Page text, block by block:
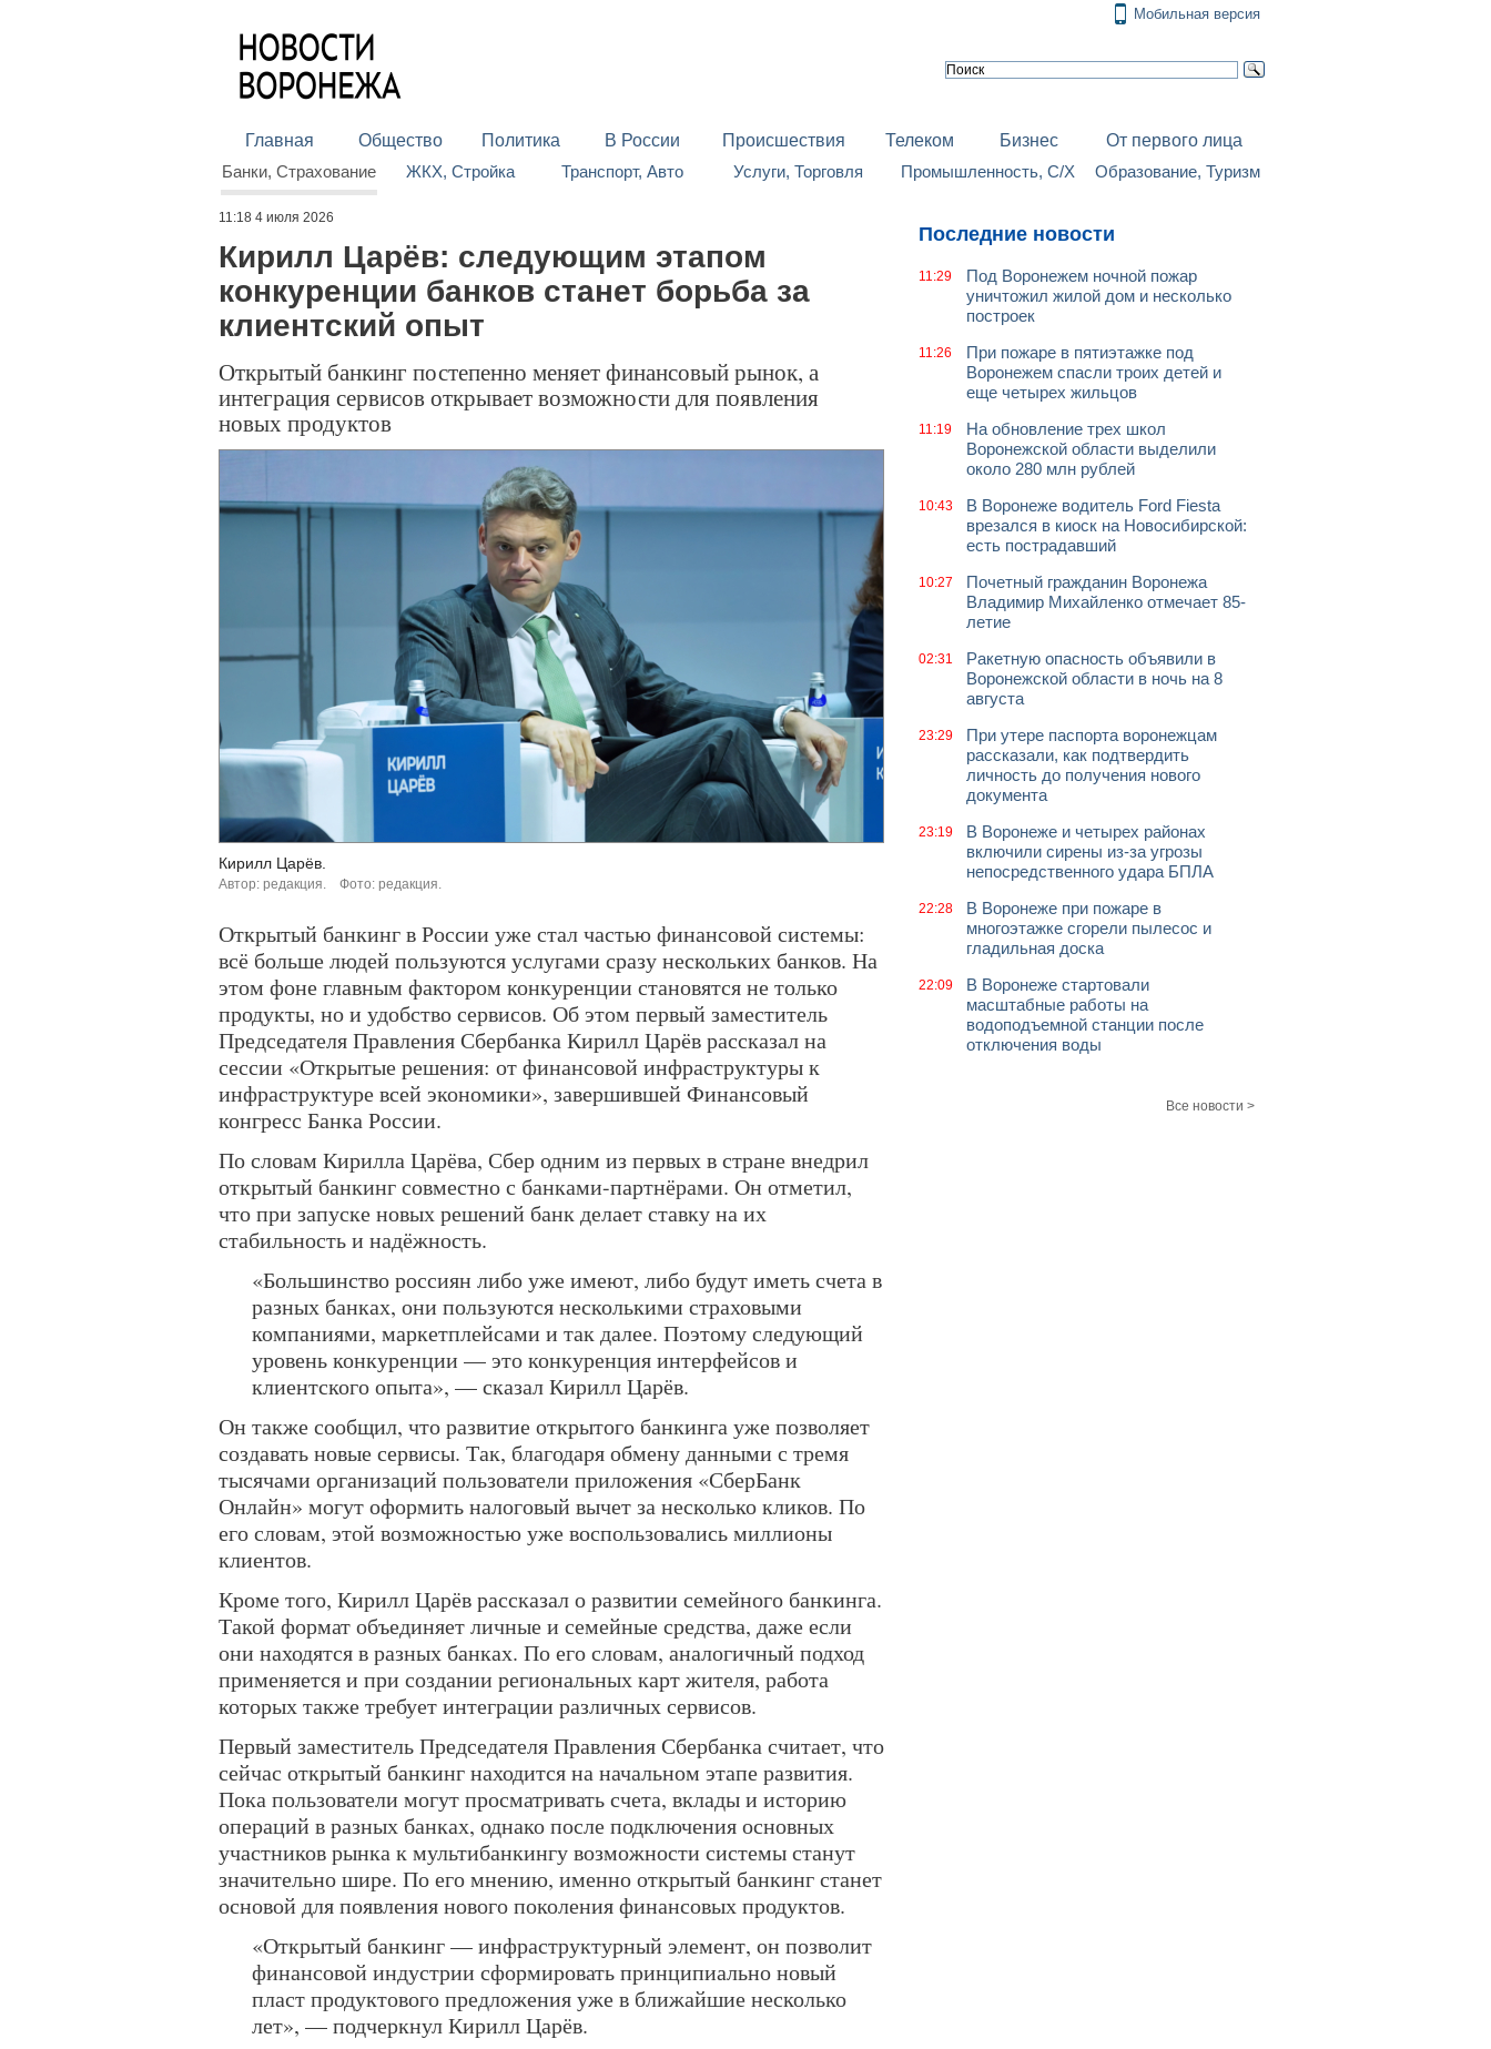
Мобильная версия
Главная Общество Политика В России Происшествия Телеком Бизнес
От первого лица
Банки, Страхование
ЖКХ, Стройка Транспорт, Авто Услуги, Торговля Промышленность, С/Х Образование, Туризм
11:18 4 июля 2026
Кирилл Царёв: следующим этапом
конкуренции банков станет борьба за
клиентский опыт
Открытый банкинг постепенно меняет финансовый рынок, а
интеграция сервисов открывает возможности для появления
новых продуктов
Кирилл Царёв.
Автор: редакция. Фото: редакция.
Открытый банкинг в России уже стал частью финансовой системы:
всё больше людей пользуются услугами сразу нескольких банков. На
этом фоне главным фактором конкуренции становятся не только
продукты, но и удобство сервисов. Об этом первый заместитель
Председателя Правления Сбербанка Кирилл Царёв рассказал на
сессии «Открытые решения: от финансовой инфраструктуры к
инфраструктуре всей экономики», завершившей Финансовый
конгресс Банка России.
По словам Кирилла Царёва, Сбер одним из первых в стране внедрил
открытый банкинг совместно с банками-партнёрами. Он отметил,
что при запуске новых решений банк делает ставку на их
стабильность и надёжность.
«Большинство россиян либо уже имеют, либо будут иметь счета в
разных банках, они пользуются несколькими страховыми
компаниями, маркетплейсами и так далее. Поэтому следующий
уровень конкуренции — это конкуренция интерфейсов и
клиентского опыта», — сказал Кирилл Царёв.
Он также сообщил, что развитие открытого банкинга уже позволяет
создавать новые сервисы. Так, благодаря обмену данными с тремя
тысячами организаций пользователи приложения «СберБанк
Онлайн» могут оформить налоговый вычет за несколько кликов. По
его словам, этой возможностью уже воспользовались миллионы
клиентов.
Кроме того, Кирилл Царёв рассказал о развитии семейного банкинга.
Такой формат объединяет личные и семейные средства, даже если
они находятся в разных банках. По его словам, аналогичный подход
применяется и при создании региональных карт жителя, работа
которых также требует интеграции различных сервисов.
Первый заместитель Председателя Правления Сбербанка считает, что
сейчас открытый банкинг находится на начальном этапе развития.
Пока пользователи могут просматривать счета, вклады и историю
операций в разных банках, однако после подключения основных
участников рынка к мультибанкингу возможности системы станут
значительно шире. По его мнению, именно открытый банкинг станет
основой для появления нового поколения финансовых продуктов.
«Открытый банкинг — инфраструктурный элемент, он позволит
финансовой индустрии сформировать принципиально новый
пласт продуктового предложения уже в ближайшие несколько
лет», — подчеркнул Кирилл Царёв.
Последние новости
11:29
Под Воронежем ночной пожар
уничтожил жилой дом и несколько
построек
11:26
При пожаре в пятиэтажке под
Воронежем спасли троих детей и
еще четырех жильцов
11:19
На обновление трех школ
Воронежской области выделили
около 280 млн рублей
10:43
В Воронеже водитель Ford Fiesta
врезался в киоск на Новосибирской:
есть пострадавший
10:27
Почетный гражданин Воронежа
Владимир Михайленко отмечает 85-
летие
02:31
Ракетную опасность объявили в
Воронежской области в ночь на 8
августа
23:29
При утере паспорта воронежцам
рассказали, как подтвердить
личность до получения нового
документа
23:19
В Воронеже и четырех районах
включили сирены из-за угрозы
непосредственного удара БПЛА
22:28
В Воронеже при пожаре в
многоэтажке сгорели пылесос и
гладильная доска
22:09
В Воронеже стартовали
масштабные работы на
водоподъемной станции после
отключения воды
Все новости >